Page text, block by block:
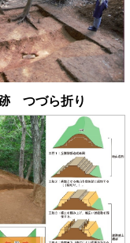
つづら折り